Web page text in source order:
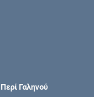
Περί Γαληνού